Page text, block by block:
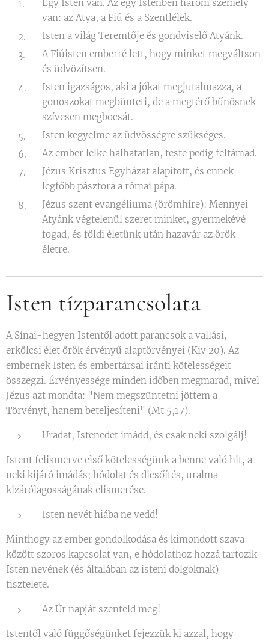
Egy Isten van. Az egy Istenben három személy
van: az Atya, a Fiú és a Szentlélek.
Isten a világ Teremtője és gondviselő Atyánk.
A Fiúisten emberré lett, hogy minket megváltson
és üdvözítsen.
Isten igazságos, aki a jókat megjutalmazza, a
gonoszokat megbünteti, de a megtérő bűnösnek
szívesen megbocsát.
Isten kegyelme az üdvösségre szükséges.
Az ember lelke halhatatlan, teste pedig feltámad.
Jézus Krisztus Egyházat alapított, és ennek
legfőbb pásztora a római pápa.
Jézus szent evangéliuma (örömhíre): Mennyei
Atyánk végtelenül szeret minket, gyermekévé
fogad, és földi életünk után hazavár az örök
életre.
Isten tízparancsolata
A Sínai-hegyen Istentől adott parancsok a vallási,
erkölcsi élet örök érvényű alaptörvényei (Kiv 20). Az
embernek Isten és embertársai iránti kötelességeit
összegzi. Érvényessége minden időben megmarad, mivel
Jézus azt mondta: "Nem megszüntetni jöttem a
Törvényt, hanem beteljesíteni" (Mt 5,17).
Uradat, Istenedet imádd, és csak neki szolgálj!
Istent felismerve első kötelességünk a benne való hit, a
neki kijáró imádás; hódolat és dicsőítés, uralma
kizárólagosságának elismerése.
Isten nevét hiába ne vedd!
Minthogy az ember gondolkodása és kimondott szava
között szoros kapcsolat van, e hódolathoz hozzá tartozik
Isten nevének (és általában az isteni dolgoknak)
tisztelete.
Az Úr napját szenteld meg!
Istentől való függőségünket fejezzük ki azzal, hogy